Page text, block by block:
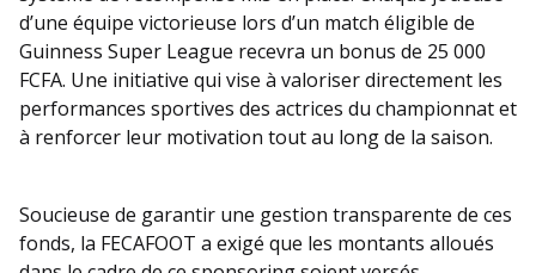
d’une équipe victorieuse lors d’un match éligible de
Guinness Super League recevra un bonus de 25 000
FCFA. Une initiative qui vise à valoriser directement les
performances sportives des actrices du championnat et
à renforcer leur motivation tout au long de la saison.
Soucieuse de garantir une gestion transparente de ces
fonds, la FECAFOOT a exigé que les montants alloués